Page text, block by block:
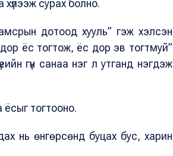
сурах болно.
дотоод хууль” гэж хэлсэн
ёс тогтож, ёс дор эв тогтмуй”
гүн санаа нэг л утганд нэгдэж
тогтооно.
нь өнгөрсөнд буцах бус, харин